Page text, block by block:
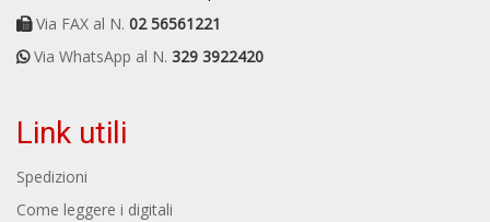
Via FAX al N. 02 56561221
Via WhatsApp al N. 329 3922420
Link utili
Spedizioni
Come leggere i digitali